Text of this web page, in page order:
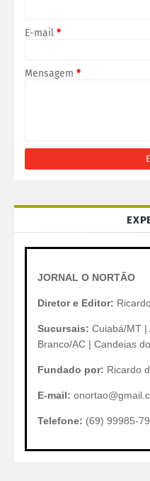
E-mail *
Mensagem *
JORNAL O NORTÃO
Diretor e Editor:
Sucursais: Cuiabá/MT |
Branco/AC | Candeias
Fundado por: Ricardo
E-mail:
Telefone: (69) 99985-